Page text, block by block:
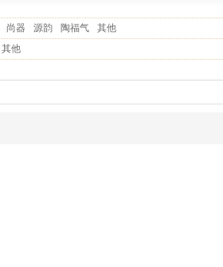
尚器 源韵 陶福气
其他
其他